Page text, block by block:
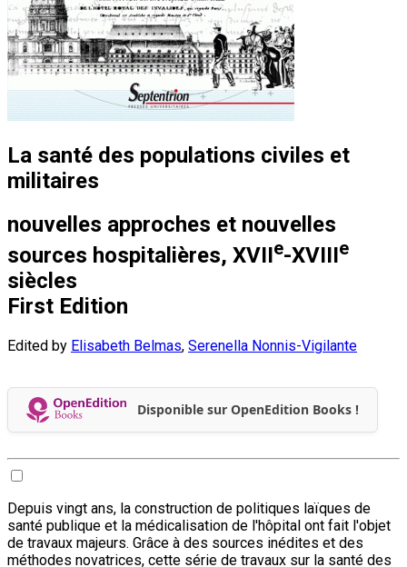
La santé des populations civiles et
militaires
nouvelles approches et nouvelles
sources hospitalières, XVIIe-XVIIIe
siècles
First Edition
Edited by Elisabeth Belmas, Serenella Nonnis-Vigilante
Disponible sur OpenEdition Books !
Depuis vingt ans, la construction de politiques laïques de
santé publique et la médicalisation de l'hôpital ont fait l'objet
de travaux majeurs. Grâce à des sources inédites et des
méthodes novatrices, cette série de travaux sur la santé des